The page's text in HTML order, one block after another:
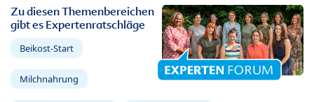
Zu diesen Themenbereichen
gibt es Expertenratschläge
Beikost-Start
Milchnahrung